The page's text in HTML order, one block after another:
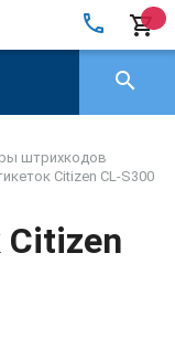
local_phone shopping_cart
search
штрихкодов
Citizen CL-S300
Citizen